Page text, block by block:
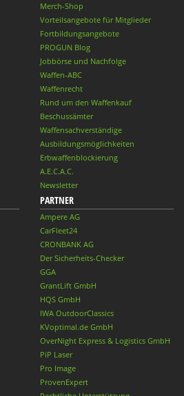
Merch-Shop
Vorteilsangebote für Mitglieder
Fortbildungsangebote
PROGUN Blog
Jobbörse und Nachfolge
Waffen-ABC
Waffenrecht
Rund um den Waffenkauf
Beschussämter
Waffensachverständige
Ausbildungsmöglichkeiten
Erbwaffenblockierung
A.E.C.A.C.
Newsletter
PARTNER
Ampere AG
CarFleet24
CRONBANK AG
Der Sicherheits-Checker
GGA
GrantLift GmbH
HQS GmbH
IWA OutdoorClassics
KVoptimal.de GmbH
OverNight Express & Logistics GmbH
PiP Laser
Pro Image
ProvenExpert